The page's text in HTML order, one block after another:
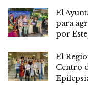
El
para
por
El
Centro